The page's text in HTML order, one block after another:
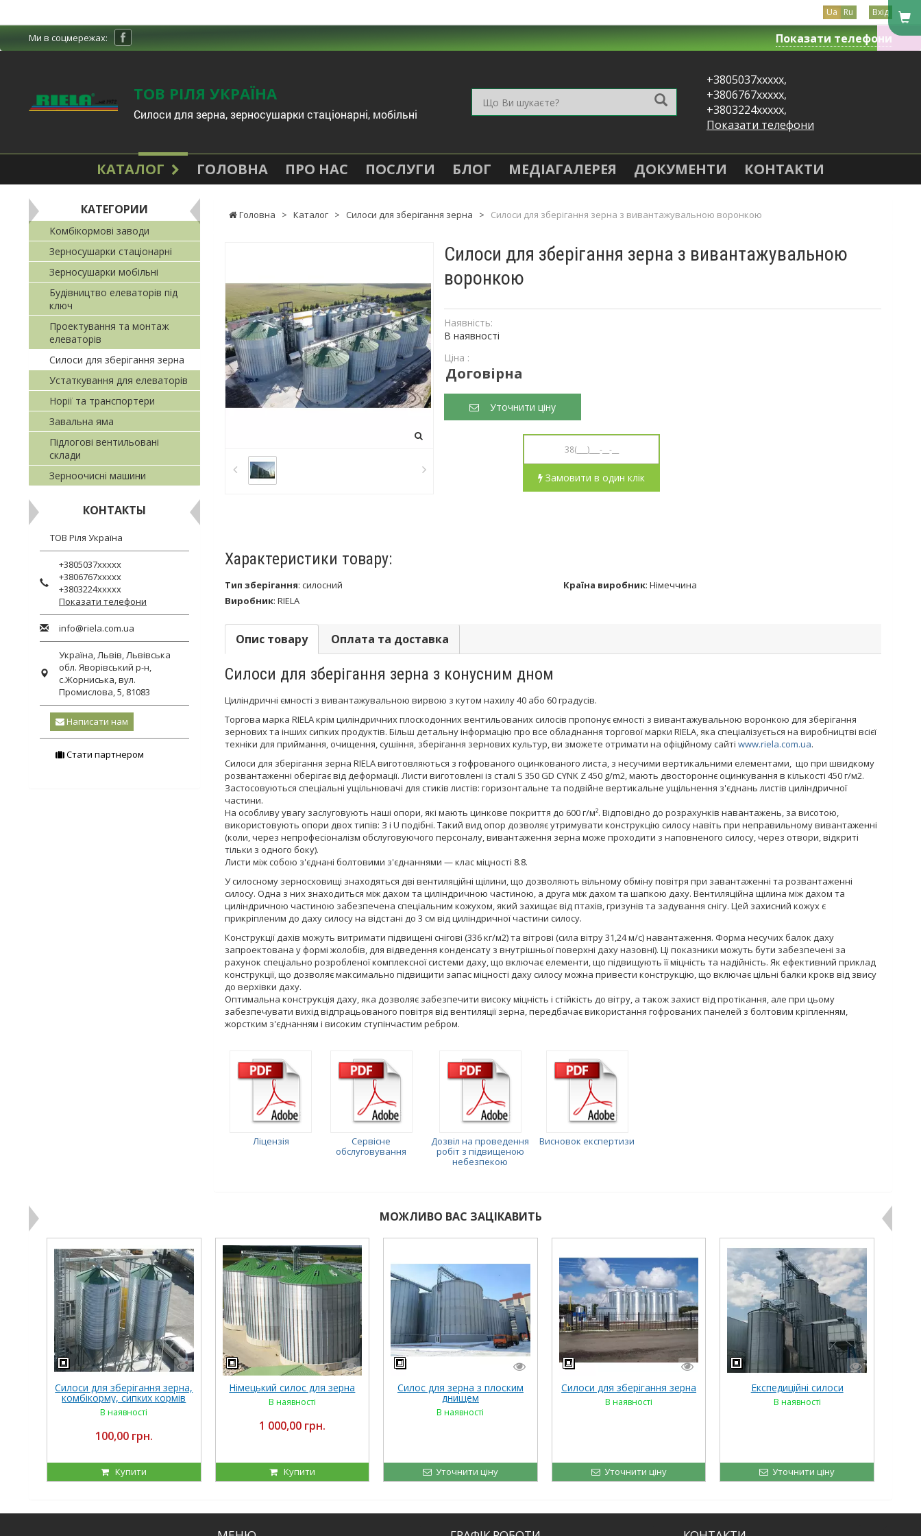
Ua Ru Вхід
Ми в соцмережах: Показати телефони
ТОВ РІЛЯ УКРАЇНА
Cилоси для зерна, зерносушарки стаціонарні, мобільні
+3805037xxxxx,
+3806767xxxxx,
+3803224xxxxx,
Показати телефони
КАТАЛОГ ГОЛОВНА ПРО НАС ПОСЛУГИ БЛОГ МЕДІАГАЛЕРЕЯ ДОКУМЕНТИ КОНТАКТИ
Головна > Каталог > Силоси для зберігання зерна > Силоси для зберігання зерна з вивантажувальною воронкою
Силоси для зберігання зерна з вивантажувальною
воронкою
Наявність:
В наявності
Ціна :
Договірна
Уточнити ціну
Замовити в один клік
Характеристики товару:
Тип зберігання: силосний Країна виробник: Німеччина
Виробник: RIELA
Опис товару Оплата та доставка
Силоси для зберігання зерна з конусним дном
Циліндричні ємності з вивантажувальною вирвою з кутом нахилу 40 або 60 градусів.
Торгова марка RIELA крім циліндричних плоскодонних вентильованих силосів пропонує ємності з вивантажувальною воронкою для зберігання
зернових та інших сипких продуктів. Більш детальну інформацію про все обладнання торгової марки RIELA, яка спеціалізується на виробництві всієї
техніки для приймання, очищення, сушіння, зберігання зернових культур, ви зможете отримати на офіційному сайті www.riela.com.ua.
Силоси для зберігання зерна RIELA виготовляються з гофрованого оцинкованого листа, з несучими вертикальними елементами, що при швидкому
розвантаженні оберігає від деформації. Листи виготовлені із сталі S 350 GD CYNK Z 450 g/m2, мають двостороннє оцинкування в кількості 450 г/м2.
Застосовуються спеціальні ущільнювачі для стиків листів: горизонтальне та подвійне вертикальне ущільнення з'єднань листів циліндричної
частини.
На особливу увагу заслуговують наші опори, які мають цинкове покриття до 600 г/м². Відповідно до розрахунків навантажень, за висотою,
використовують опори двох типів: З і U подібні. Такий вид опор дозволяє утримувати конструкцію силосу навіть при неправильному вивантаженні
(коли, через непрофесіоналізм обслуговуючого персоналу, вивантаження зерна може проходити з наповненого силосу, через отвори, відкриті
тільки з одного боку).
Листи між собою з'єднані болтовими з'єднаннями — клас міцності 8.8.
У силосному зерносховищі знаходяться дві вентиляційні щілини, що дозволяють вільному обміну повітря при завантаженні та розвантаженні
силосу. Одна з них знаходиться між дахом та циліндричною частиною, а друга між дахом та шапкою даху. Вентиляційна щілина між дахом та
циліндричною частиною забезпечена спеціальним кожухом, який захищає від птахів, гризунів та задування снігу. Цей захисний кожух є
прикріпленим до даху силосу на відстані до 3 см від циліндричної частини силосу.
Конструкції дахів можуть витримати підвищені снігові (336 кг/м2) та вітрові (сила вітру 31,24 м/с) навантаження. Форма несучих балок даху
запроектована у формі жолобів, для відведення конденсату з внутрішньої поверхні даху назовні). Ці показники можуть бути забезпечені за
рахунок спеціально розробленої комплексної системи даху, що включає елементи, що підвищують її міцність та надійність. Як ефективний приклад
конструкції, що дозволяє максимально підвищити запас міцності даху силосу можна привести конструкцію, що включає цільні балки крокв від звису
до верхівки даху.
Оптимальна конструкція даху, яка дозволяє забезпечити високу міцність і стійкість до вітру, а також захист від протікання, але при цьому
забезпечувати вихід відпрацьованого повітря від вентиляції зерна, передбачає використання гофрованих панелей з болтовим кріпленням,
жорстким з'єднанням і високим ступінчастим ребром.
Ліцензія
Сервісне
обслуговування
Дозвіл на проведення
робіт з підвищеною
небезпекою
Висновок експертизи
КАТЕГОРИИ
Комбікормові заводи
Зерносушарки стаціонарні
Зерносушарки мобільні
Будівництво елеваторів під
ключ
Проектування та монтаж
елеваторів
Силоси для зберігання зерна
Устаткування для елеваторів
Норії та транспортери
Завальна яма
Підлогові вентильовані
склади
Зерноочисні машини
КОНТАКТЫ
ТОВ Ріля Україна
+3805037xxxxx
+3806767xxxxx
+3803224xxxxx
Показати телефони
info@riela.com.ua
Україна,Львів,Львівська
обл. Яворівський р-н,
с.Жорниська, вул.
Промислова, 5, 81083
Написати нам
Стати партнером
МОЖЛИВО ВАС ЗАЦІКАВИТЬ
Силоси для зберігання зерна,
комбікорму, сипких кормів
В наявності
100,00 грн.
Купити
Німецький силос для зерна
В наявності
1 000,00 грн.
Купити
Силос для зерна з плоским
днищем
В наявності
Уточнити ціну
Силоси для зберігання зерна
В наявності
Уточнити ціну
Експедиційні силоси
В наявності
Уточнити ціну